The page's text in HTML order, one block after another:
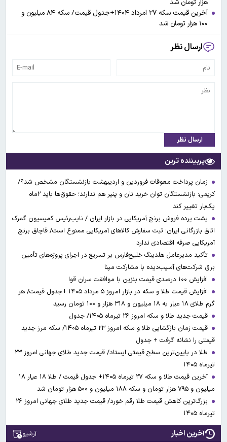
هزار تومان شد
آخرین قیمت سکه ۲۷ امرداد ۱۴۰۴+جدول قیمت/ سکه ۸۴ میلیون و
۱۰۰ هزار تومان شد
ارسال نظر
ارسال نظر
پربیننده ترین
زمان پرداخت معوقات فروردین و اردیبهشت بازنشستگان مشخص شد؟/
کریمی: بازنشستگان توان خرید نان و پنیر هم ندارند؛ حقوق‌ها باید ۲ماه
یک‌بار تغییر کند
پشت پرده فروش برنج آمریکایی در بازار ایران / نایب‌رئیس کمیسیون گمرک
اتاق بازرگانی ایران؛ ثبت سفارش کالاهای آمریکایی ممنوع است/ قاچاق برنج
آمریکایی صرفه اقتصادی ندارد
تأکید مدیرعامل هلدینگ خلیج‌فارس بر تسریع در اجرای پروژه‌های تأمین
برق شرکت‌های آسیب‌دیده با مشارکت مپنا
افزایش ۱۰۰ درصدی قیمت بنزین با موافقت سران قوا
افزایش قیمت طلا و سکه در بازار امروز ۵ مرداد ۱۴۰۵ +جدول قیمت/ هر
گرم طلای ۱۸ عیار به ۱۸ میلیون و ۳۱۸ هزار و ۱۰۰ تومان رسید
قیمت جدید طلا و سکه امروز ۲۶ تیرماه ۱۴۰۵/ جدول
قیمت زمان بازگشایی طلا و سکه امروز ۲۳ تیرماه ۱۴۰۵/ سکه مرز جدید
قیمتی را نشانه گرفت + جدول
طلا در پایین‌ترین سطح قیمتی ایستاد/ قیمت جدید طلای جهانی امروز ۲۳
تیرماه ۱۴۰۵
آخرین قیمت طلا و سکه ۲۷ تیرماه ۱۴۰۵+ جدول قیمت / طلا ۱۸ عیار ۱۸
میلیون و ۷۹۵ هزار تومان و سکه ۱۸۸ میلیون و ۵۰۰ هزار تومان شد
بزرگ‌ترین کاهش قیمت طلا رقم خورد/ قیمت جدید طلای جهانی امروز ۲۶
تیرماه ۱۴۰۵
آخرین اخبار آرشیو